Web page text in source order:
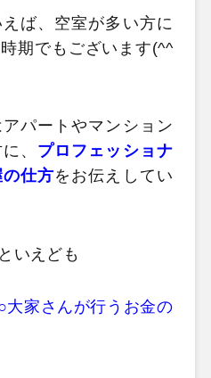
ば、空室が多い方に
期でもございます(^^
パートやマンション
、 プロフェッショナ
仕方をお伝えしてい
いえども
家さんが行うお金の